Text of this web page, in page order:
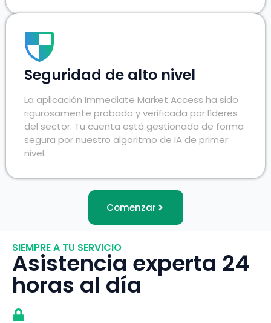
Seguridad de alto nivel
La aplicación Immediate Market Access ha sido
rigurosamente probada y verificada por líderes
del sector. Tu cuenta está gestionada de forma
segura por nuestro algoritmo de IA de primer
nivel.
Comenzar
SIEMPRE A TU SERVICIO
Asistencia experta 24
horas al día